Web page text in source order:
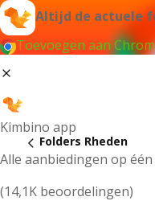
Altijd de actuele
Toevoegen aan
Kimbino app
Alle aanbiedingen op
(14,1K beoordelingen)
Folders Rheden